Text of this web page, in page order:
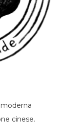
cinese.